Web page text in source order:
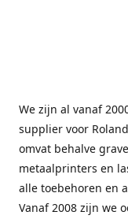
We zijn al vanaf
supplier voor
omvat behalve
metaalprinters en
alle toebehoren en
Vanaf 2008 zijn we